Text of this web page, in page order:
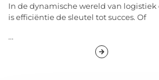
In de dynamische wereld van logistiek
is efficiëntie de sleutel tot succes. Of
...